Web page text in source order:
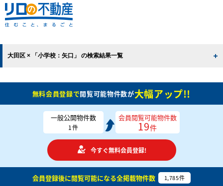
大田区 × 「小学校：矢口」 の検索結果一覧
無料会員登録で閲覧可能物件数が大幅アップ!!
一般公開物件数
1件
会員閲覧可能物件数
19件
今すぐ無料会員登録!
会員登録後に閲覧可能になる全掲載物件数 1,785件